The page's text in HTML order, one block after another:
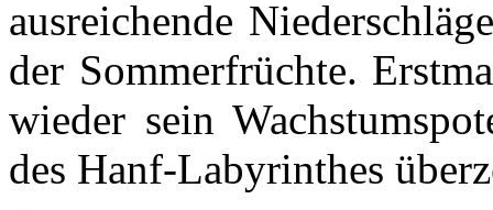
ausreichende
der Sommerfrüchte.
wieder sein
des Hanf-Labyrinthes